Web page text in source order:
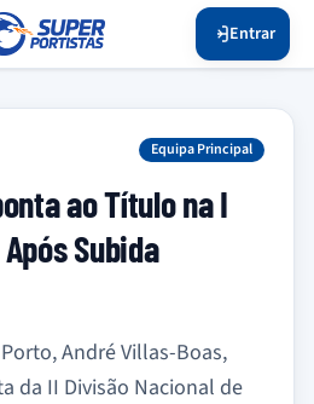
Entrar
Equipa Principal
ao Título na I
Subida
André Villas-Boas,
da II Divisão Nacional de